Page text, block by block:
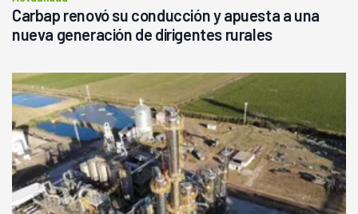
Carbap renovó su conducción y apuesta a una
nueva generación de dirigentes rurales